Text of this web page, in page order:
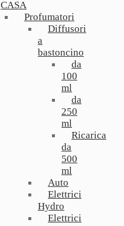
CASA
Profumatori
Diffusori
a
bastoncino
da
100
ml
da
250
ml
Ricarica
da
500
ml
Auto
Elettrici
Hydro
Elettrici